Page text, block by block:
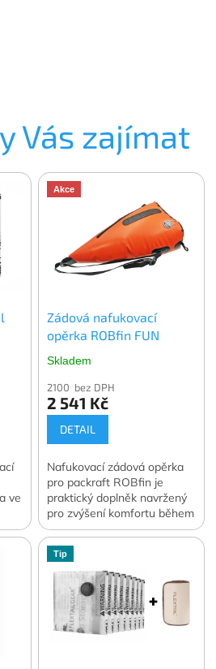
Vás zajímat
ve
Akce
Zádová nafukovací
opěrka ROBfin FUN
Skladem
2100 bez DPH
2 541 Kč
DETAIL
Nafukovací zádová opěrka
pro packraft ROBfin je
praktický doplněk navržený
pro zvýšení komfortu během
pádlování.
Tip